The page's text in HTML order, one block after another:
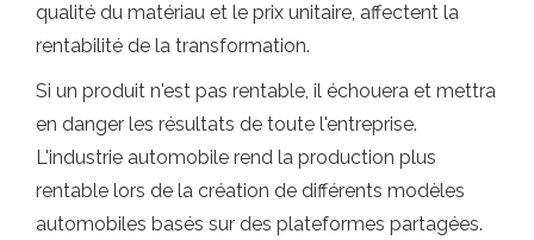
qualité du matériau et le prix unitaire, affectent la
rentabilité de la transformation.
Si un produit n'est pas rentable, il échouera et mettra
en danger les résultats de toute l'entreprise.
L'industrie automobile rend la production plus
rentable lors de la création de différents modèles
automobiles basés sur des plateformes partagées.